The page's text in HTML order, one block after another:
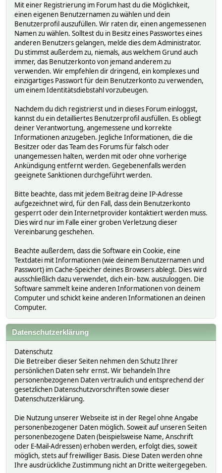
Mit einer Registrierung im Forum hast du die Möglichkeit,
einen eigenen Benutzernamen zu wählen und dein
Benutzerprofil auszufüllen. Wir raten dir, einen angemessenen
Namen zu wählen. Solltest du in Besitz eines Passwortes eines
anderen Benutzers gelangen, melde dies dem Administrator.
Du stimmst außerdem zu, niemals, aus welchem Grund auch
immer, das Benutzerkonto von jemand anderem zu
verwenden. Wir empfehlen dir dringend, ein komplexes und
einzigartiges Passwort für dein Benutzerkonto zu verwenden,
um einem Identitätsdiebstahl vorzubeugen.
Nachdem du dich registrierst und in dieses Forum einloggst,
kannst du ein detailliertes Benutzerprofil ausfüllen. Es obliegt
deiner Verantwortung, angemessene und korrekte
Informationen anzugeben. Jegliche Informationen, die die
Besitzer oder das Team des Forums für falsch oder
unangemessen halten, werden mit oder ohne vorherige
Ankündigung entfernt werden. Gegebenenfalls werden
geeignete Sanktionen durchgeführt werden.
Bitte beachte, dass mit jedem Beitrag deine IP-Adresse
aufgezeichnet wird, für den Fall, dass dein Benutzerkonto
gesperrt oder dein Internetprovider kontaktiert werden muss.
Dies wird nur im Falle einer groben Verletzung dieser
Vereinbarung geschehen.
Beachte außerdem, dass die Software ein Cookie, eine
Textdatei mit Informationen (wie deinem Benutzernamen und
Passwort) im Cache-Speicher deines Browsers ablegt. Dies wird
ausschließlich dazu verwendet, dich ein- bzw. auszuloggen. Die
Software sammelt keine anderen Informationen von deinem
Computer und schickt keine anderen Informationen an deinen
Computer.
Datenschutzerklärung
Datenschutz
Die Betreiber dieser Seiten nehmen den Schutz Ihrer
persönlichen Daten sehr ernst. Wir behandeln Ihre
personenbezogenen Daten vertraulich und entsprechend der
gesetzlichen Datenschutzvorschriften sowie dieser
Datenschutzerklärung.
Die Nutzung unserer Webseite ist in der Regel ohne Angabe
personenbezogener Daten möglich. Soweit auf unseren Seiten
personenbezogene Daten (beispielsweise Name, Anschrift
oder E-Mail-Adressen) erhoben werden, erfolgt dies, soweit
möglich, stets auf freiwilliger Basis. Diese Daten werden ohne
Ihre ausdrückliche Zustimmung nicht an Dritte weitergegeben.